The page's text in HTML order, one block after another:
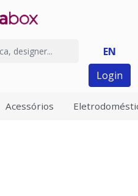
EN
Login
Acessórios